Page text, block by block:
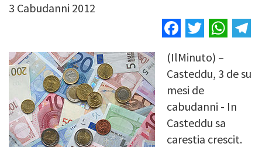
3 Cabudanni 2012
Facebook
Twitter
Image
(IlMinuto) –
Casteddu, 3 de su
mesi de
cabudanni - In
Casteddu sa
carestia crescit.